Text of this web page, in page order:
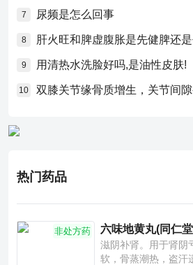
7 尿频是怎么回事
8 肝火旺和脾虚腹胀是先健脾还
9 用清热水洗脸好吗,是油性皮肤!
10 双膝关节缘骨质增生，关节间
热门药品
非处方药 六味地黄丸(同仁
滋阴补肾。用于肾阴
软，骨蒸潮热，盗汗